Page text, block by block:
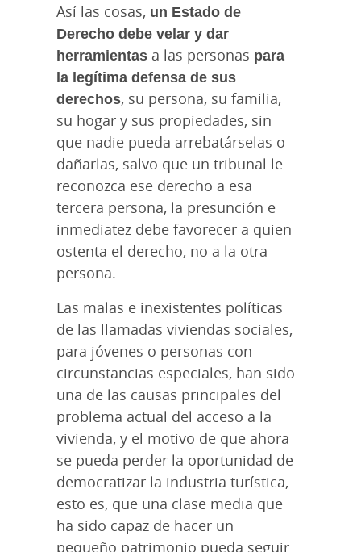
Así las cosas, un Estado de
Derecho debe velar y dar
herramientas a las personas para
la legítima defensa de sus
derechos, su persona, su familia,
su hogar y sus propiedades, sin
que nadie pueda arrebatárselas o
dañarlas, salvo que un tribunal le
reconozca ese derecho a esa
tercera persona, la presunción e
inmediatez debe favorecer a quien
ostenta el derecho, no a la otra
persona.
Las malas e inexistentes políticas
de las llamadas viviendas sociales,
para jóvenes o personas con
circunstancias especiales, han sido
una de las causas principales del
problema actual del acceso a la
vivienda, y el motivo de que ahora
se pueda perder la oportunidad de
democratizar la industria turística,
esto es, que una clase media que
ha sido capaz de hacer un
pequeño patrimonio pueda seguir